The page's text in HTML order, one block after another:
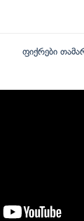
ფიქრები